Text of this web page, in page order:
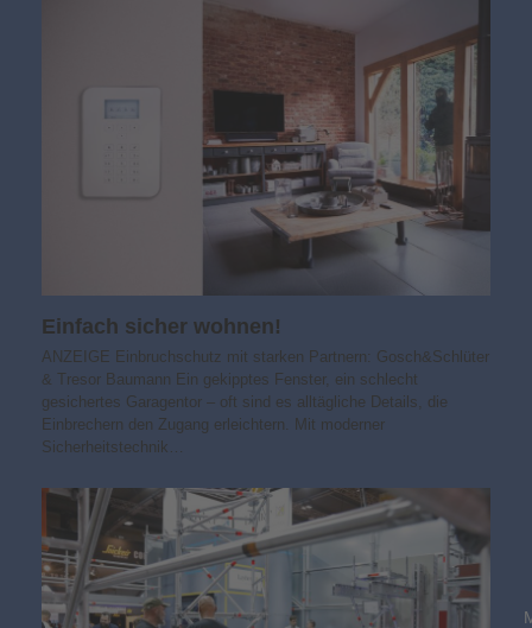
Einfach sicher wohnen!
ANZEIGE Einbruchschutz mit starken Partnern: Gosch&Schlüter
& Tresor Baumann Ein gekipptes Fenster, ein schlecht
gesichertes Garagentor – oft sind es alltägliche Details, die
Einbrechern den Zugang erleichtern. Mit moderner
Sicherheitstechnik…